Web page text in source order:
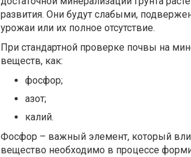
развития. Они будут слабыми,
урожаи или их полное отсутствие.
При стандартной проверке почвы на
веществ, как:
фосфор;
азот;
калий.
Фосфор – важный элемент, который
вещество необходимо в процессе